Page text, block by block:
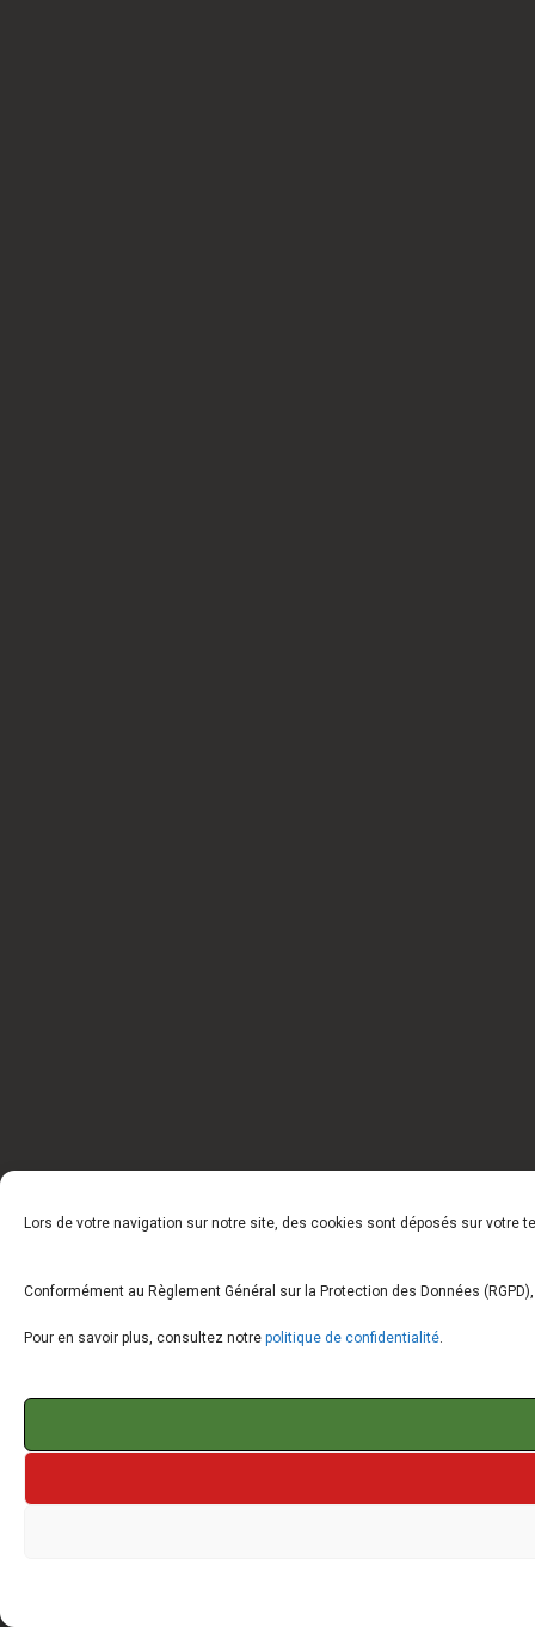
Lors de votre navigation sur notre site, des cookies sont déposés sur votre
Conformément au Règlement Général sur la Protection des Données
Pour en savoir plus, consultez notre politique de confidentialité.